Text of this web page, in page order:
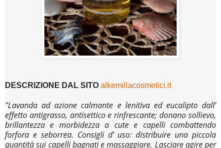
DESCRIZIONE DAL SITO alkemillacosmetici.it
"Lavanda ad azione calmante e lenitiva ed eucalipto dall’
effetto antigrasso, antisettico e rinfrescante; donano sollievo,
brillantezza e morbidezza a cute e capelli combattendo
forfora e seborrea. Consigli d’ uso: distribuire una piccola
quantità sui capelli bagnati e massaggiare. Lasciare agire per